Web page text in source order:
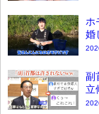
ホ
婚
副
立